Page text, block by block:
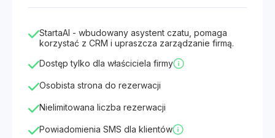
StartaAI - wbudowany asystent czatu, pomaga
korzystać z CRM i upraszcza zarządzanie firmą.
Dostęp tylko dla właściciela firmy
Osobista strona do rezerwacji
Nielimitowana liczba rezerwacji
Powiadomienia SMS dla klientów